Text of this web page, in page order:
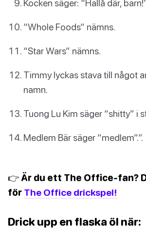
Kocken säger: “Hallå där,
“Whole Foods” nämns.
“Star Wars” nämns.
Timmy lyckas stava till något
namn.
Tuong Lu Kim säger “shitty” i
Medlem Bär säger “medlem”.”.
👉 Är du ett The Office-fan?
för The Office drickspel!
Drick upp en flaska öl när: